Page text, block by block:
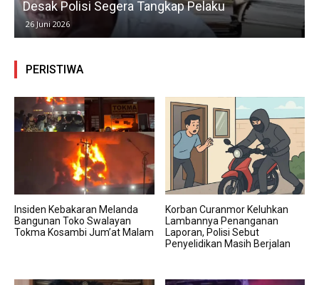
Desak Polisi Segera Tangkap Pelaku
26 Juni 2026
PERISTIWA
Insiden Kebakaran Melanda
Bangunan Toko Swalayan
Tokma Kosambi Jum’at Malam
Korban Curanmor Keluhkan
Lambannya Penanganan
Laporan, Polisi Sebut
Penyelidikan Masih Berjalan